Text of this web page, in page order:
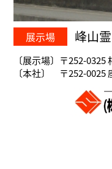
展示場 峰山
〔展示場〕〒252-
〔本社〕 〒252-0025